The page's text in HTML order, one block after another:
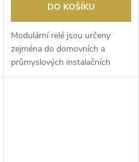
DO KOŠÍKU
Modulární relé jsou určeny
zejména do domovních a
průmyslových instalačních
rozváděčů. Jsou používán...